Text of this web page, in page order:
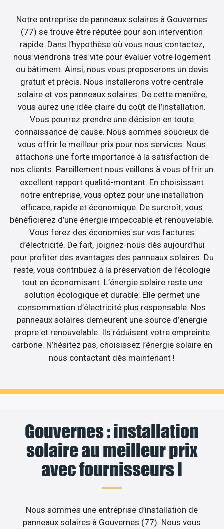
Notre entreprise de panneaux solaires à Gouvernes
(77) se trouve être réputée pour son intervention
rapide. Dans l’hypothèse où vous nous contactez,
nous viendrons très vite pour évaluer votre logement
ou bâtiment. Ainsi, nous vous proposerons un devis
gratuit et précis. Nous installerons votre centrale
solaire et vos panneaux solaires. De cette manière,
vous aurez une idée claire du coût de l’installation.
Vous pourrez prendre une décision en toute
connaissance de cause. Nous sommes soucieux de
vous offrir le meilleur prix pour nos services. Nous
attachons une forte importance à la satisfaction de
nos clients. Pareillement nous veillons à vous offrir un
excellent rapport qualité-montant. En choisissant
notre entreprise, vous optez pour une installation
efficace, rapide et économique. De surcroît, vous
bénéficierez d’une énergie impeccable et renouvelable.
Vous ferez des économies sur vos factures
d’électricité. De fait, joignez-nous dès aujourd’hui
pour profiter des avantages des panneaux solaires. Du
reste, vous contribuez à la préservation de l’écologie
tout en économisant. L’énergie solaire reste une
solution écologique et durable. Elle permet une
consommation d’électricité plus responsable. Nos
panneaux solaires demeurent une source d’énergie
propre et renouvelable. Ils réduisent votre empreinte
carbone. N’hésitez pas, choisissez l’énergie solaire en
nous contactant dès maintenant !
Gouvernes : installation
solaire au meilleur prix
avec fournisseurs l
Nous sommes une entreprise d’installation de
panneaux solaires à Gouvernes (77). Nous vous